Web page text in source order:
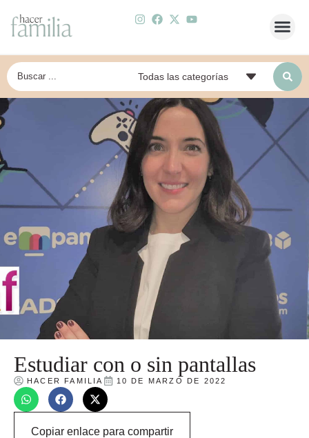
Estudiar con o sin pantallas
HACER FAMILIA 10 DE MARZO DE 2022
Copiar enlace para compartir